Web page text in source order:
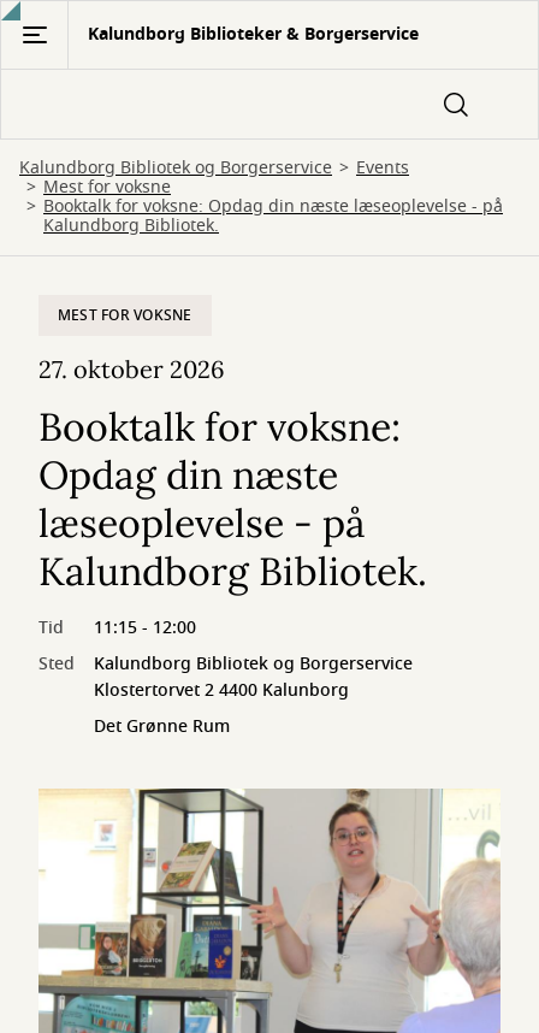
Gå
hovedindhold
Kalundborg Biblioteker & Borgerservice
Kalundborg Bibliotek og Borgerservice Events
Mest for voksne
Booktalk for voksne: Opdag din næste læseoplevelse - på
Kalundborg Bibliotek.
MEST FOR VOKSNE
27. oktober 2026
Booktalk for voksne:
Opdag din næste
læseoplevelse - på
Kalundborg Bibliotek.
Tid
11:15 - 12:00
Sted
Kalundborg Bibliotek og Borgerservice
Klostertorvet 2 4400 Kalunborg
Det Grønne Rum